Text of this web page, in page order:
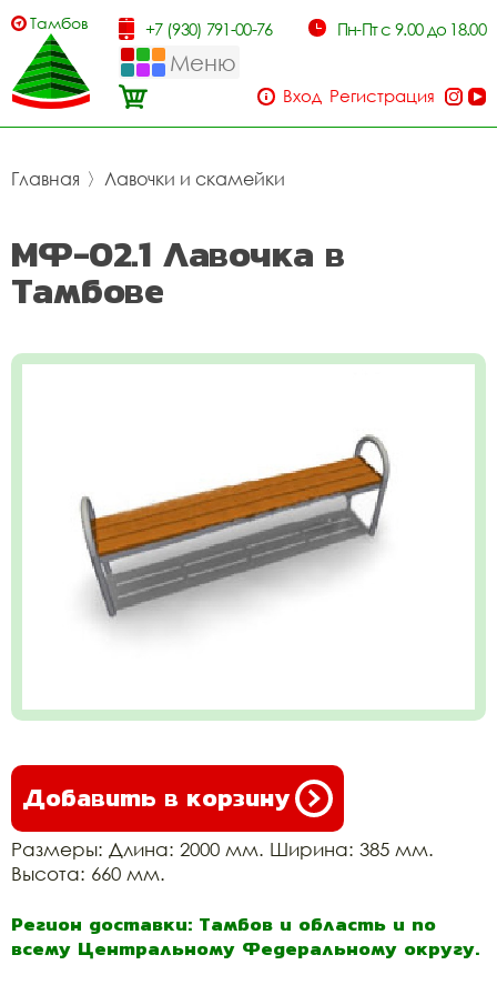
Тамбов +7 (930) 791-00-76 Пн-Пт с 9.00 до 18.00
Меню
Вход Регистрация
Главная 〉 Лавочки и скамейки
МФ-02.1 Лавочка в
Тамбове
Добавить в корзину
Размеры: Длина: 2000 мм. Ширина: 385 мм.
Высота: 660 мм.
Регион доставки: Тамбов и область и по
всему Центральному Федеральному округу.